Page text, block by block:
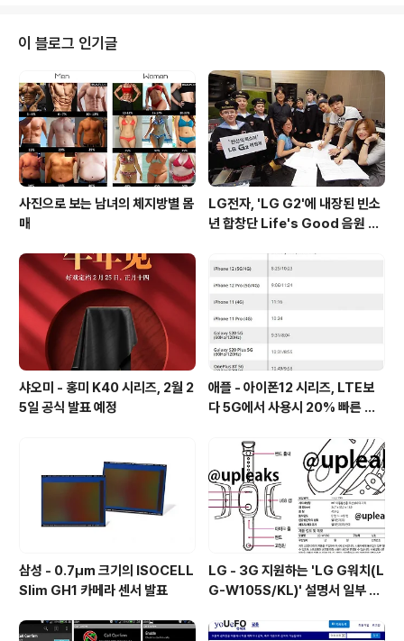
니다. [참고사진 : 기어S] 기어A는 NFC 기반의 결제 시스
템외에도 최근 삼성이 인수한 루프페이를 통해 결제 시스
템도 지원할 것으로 예상되며, 루프페이는 MST 기술을 통
해 마그네틱카드를 긁는 것과 동일한 효과를 내어 별도의
결제 단말기가 필요하지 않아 기존의 신용카드 가맹점에
설치된 POS기기에서도 사용..
이 블로그 인기글
사진으로 보는 남녀의 체지방별 몸
매
LG전자, 'LG G2'에 내장된 빈소
년 합창단 Life's Good 음원 공
샤오미 - 홍미 K40 시리즈, 2월 2
5일 공식 발표 예정
애플 - 아이폰12 시리즈, LTE보
다 5G에서 사용시 20% 빠른 배
삼성 - 0.7㎛ 크기의 ISOCELL
Slim GH1 카메라 센서 발표
LG - 3G 지원하는 'LG G워치(L
G-W105S/KL)' 설명서 일부 유